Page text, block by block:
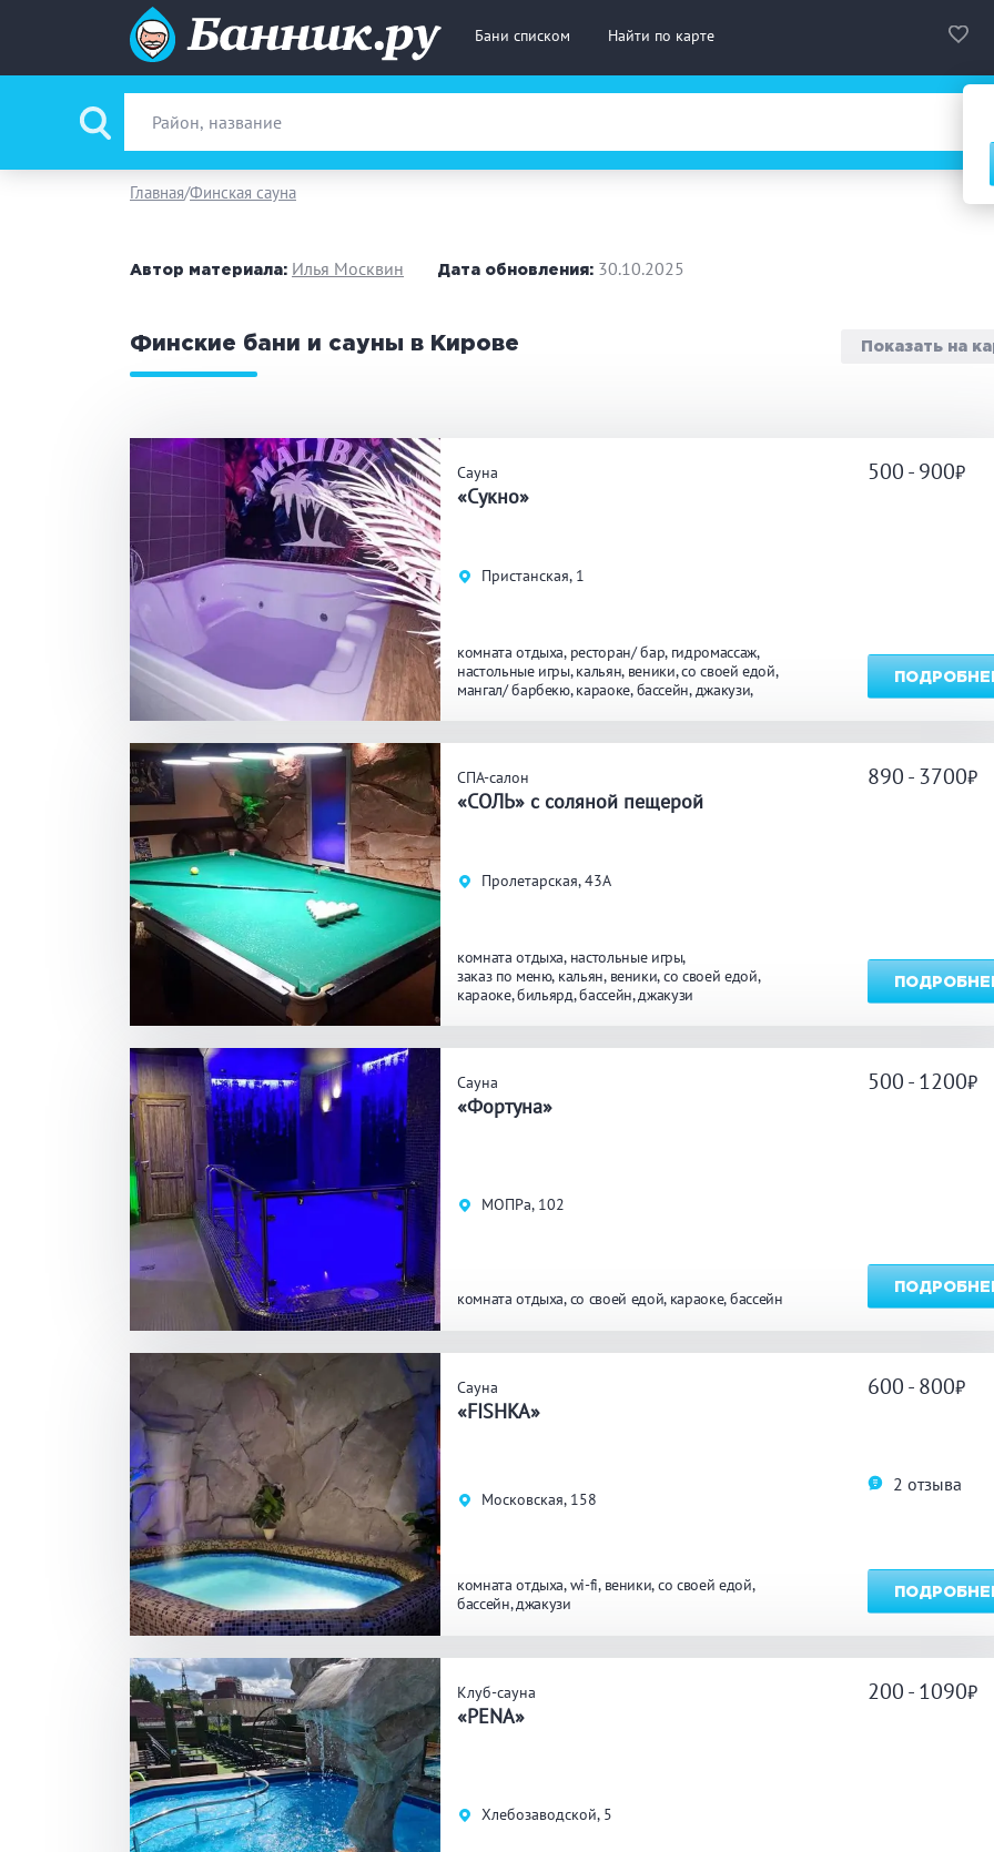
Бани списком Найти по карте
Вид парной На
Вместимость
Банные услуги
Кедровая бочка
Общие
Аква-зона
Бассейн
Бассейн на улице
Развлечения Бильярд Караоке
Кухня
Удобства
На берегу водоема
ПРИМЕНИТЬ ФИЛЬТРЫ ЗАКРЫТЬ
Главная Финская сауна
Автор материала: Илья Москвин Дата обновления: 30.10.2025
Финские бани и сауны в Кирове Показать на
Сауна
«Сукно»
Пристанская, 1
комната отдыха ресторан/ бар гидромассаж
настольные игры кальян веники со своей едой
мангал/ барбекю караоке бассейн джакузи
500 - 900
СПА-салон
«СОЛЬ» с соляной пещерой
Пролетарская, 43А
комната отдыха настольные игры
заказ по меню кальян веники со своей едой
караоке бильярд бассейн джакузи
890 - 3700
Сауна
«Фортуна»
МОПРа, 102
комната отдыха со своей едой караоке бассейн
500 - 1200
Сауна
«FISHKA»
Московская, 158
комната отдыха wi-fi веники со своей едой
бассейн джакузи
600 - 800
2 отзыва
Клуб-сауна
«PENA»
Хлебозаводской, 5
200 - 1090